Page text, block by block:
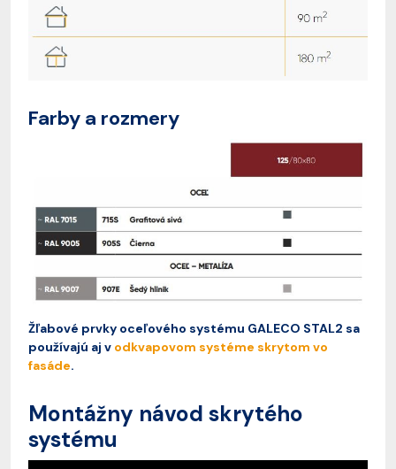
Farby a rozmery
Žľabové prvky oceľového systému GALECO STAL2 sa
používajú aj v odkvapovom systéme skrytom vo
fasáde.
Montážny návod skrytého
systému